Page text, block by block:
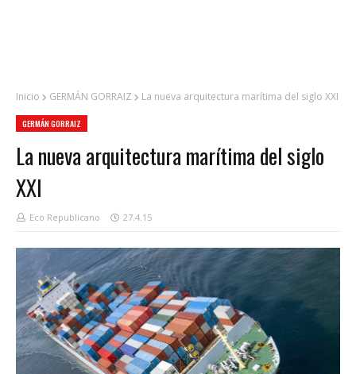
Inicio GERMÁN GORRAIZ La nueva arquitectura marítima del siglo XXI
GERMÁN GORRAIZ
La nueva arquitectura marítima del siglo
XXI
Eco Republicano 27.4.15